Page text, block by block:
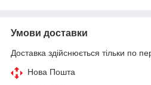
Умови доставки
Доставка здійснюється тільки по
Нова Пошта